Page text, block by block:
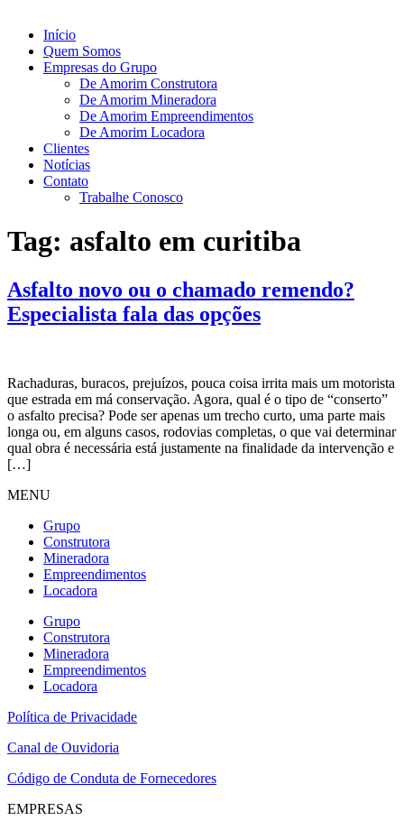
Início
Quem Somos
Empresas do Grupo
De Amorim Construtora
De Amorim Mineradora
De Amorim Empreendimentos
De Amorim Locadora
Clientes
Notícias
Contato
Trabalhe Conosco
Tag: asfalto em curitiba
Asfalto novo ou o chamado remendo?
Especialista fala das opções
Rachaduras, buracos, prejuízos, pouca coisa irrita mais um motorista
que estrada em má conservação. Agora, qual é o tipo de “conserto”
o asfalto precisa? Pode ser apenas um trecho curto, uma parte mais
longa ou, em alguns casos, rodovias completas, o que vai determinar
qual obra é necessária está justamente na finalidade da intervenção e
[…]
MENU
Grupo
Construtora
Mineradora
Empreendimentos
Locadora
Grupo
Construtora
Mineradora
Empreendimentos
Locadora
Política de Privacidade
Canal de Ouvidoria
Código de Conduta de Fornecedores
EMPRESAS